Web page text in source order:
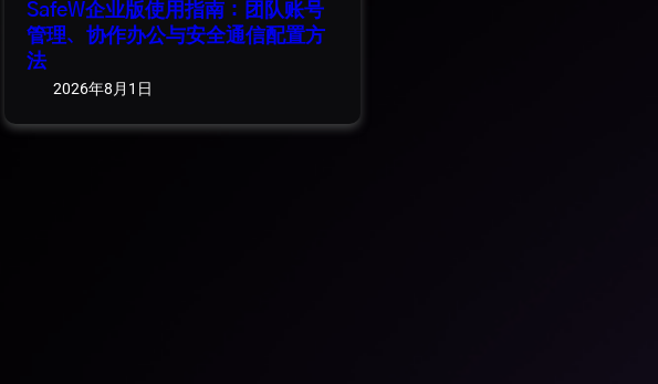
SafeW企业版使用指南：团队账号
管理、协作办公与安全通信配置方
法
2026年8月1日